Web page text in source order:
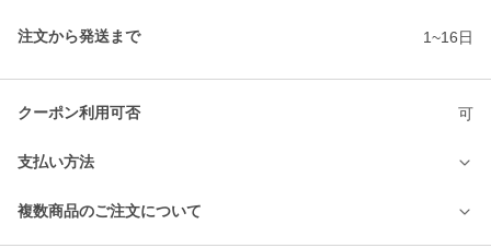
注文から発送まで 1~16日
クーポン利用可否 可
支払い方法
複数商品のご注文について